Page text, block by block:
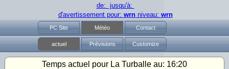
de: jusqu'à:
d'avertissement pour: wrnniveau: wrn
PC Site Météo Contact
actuel Prévisions Customize
Temps actuel pour La Turballe au: 16:20